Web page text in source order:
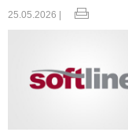
25.05.2026 |